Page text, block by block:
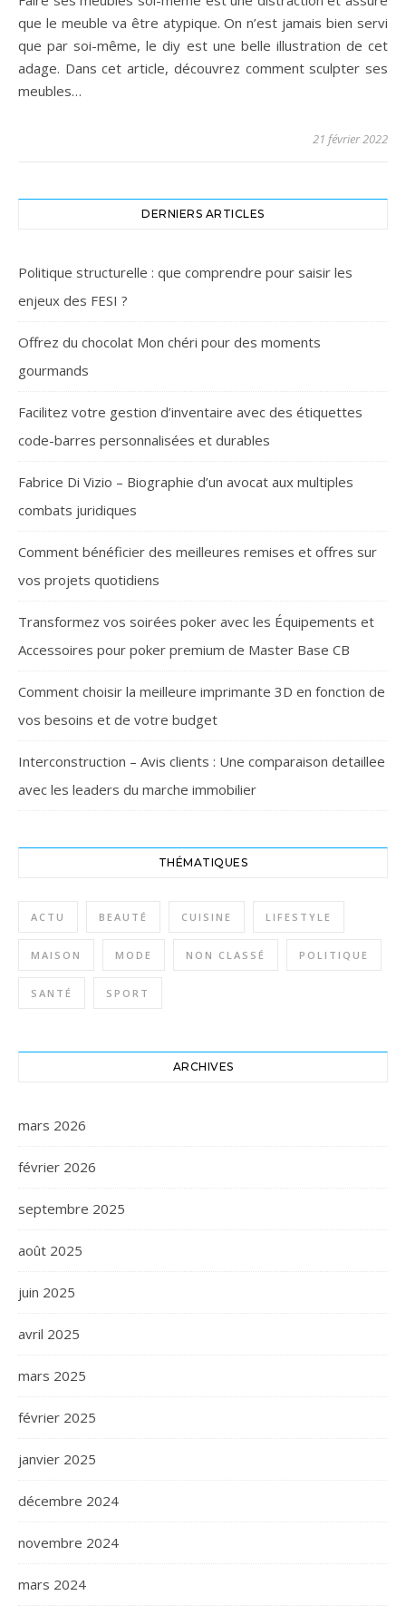
que le meuble va être atypique. On n’est jamais bien servi
que par soi-même, le diy est une belle illustration de cet
adage. Dans cet article, découvrez comment sculpter ses
meubles…
21 février 2022
DERNIERS ARTICLES
Politique structurelle : que comprendre pour saisir les
enjeux des FESI ?
Offrez du chocolat Mon chéri pour des moments
gourmands
Facilitez votre gestion d’inventaire avec des étiquettes
code-barres personnalisées et durables
Fabrice Di Vizio – Biographie d’un avocat aux multiples
combats juridiques
Comment bénéficier des meilleures remises et offres sur
vos projets quotidiens
Transformez vos soirées poker avec les Équipements et
Accessoires pour poker premium de Master Base CB
Comment choisir la meilleure imprimante 3D en fonction de
vos besoins et de votre budget
Interconstruction – Avis clients : Une comparaison detaillee
avec les leaders du marche immobilier
THÉMATIQUES
ACTU BEAUTÉ CUISINE LIFESTYLE
MAISON MODE NON CLASSÉ POLITIQUE
SANTÉ SPORT
ARCHIVES
mars 2026
février 2026
septembre 2025
août 2025
juin 2025
avril 2025
mars 2025
février 2025
janvier 2025
décembre 2024
novembre 2024
mars 2024